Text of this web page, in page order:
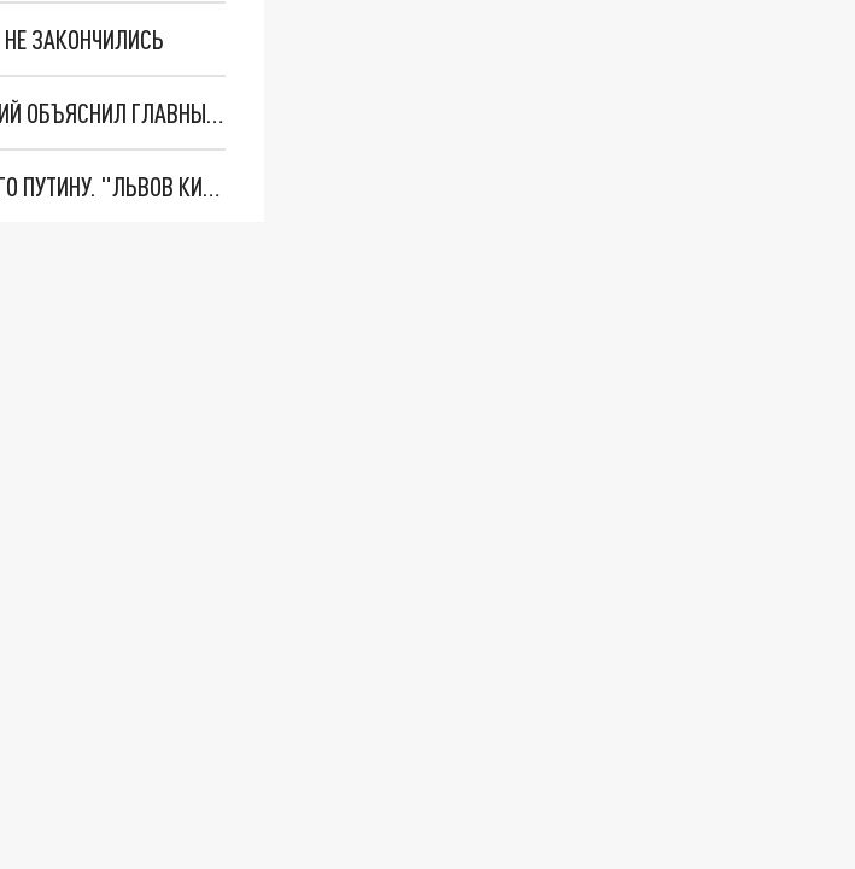
ЗАКОНЧИЛИСЬ
"МЫ ВАС ЗАСТАВИМ": ЖУТКИЕ ДЕТАЛИ ОХОТЫ НА ГЕНЕРАЛА. ЗЕЛЕНСКИЙ ОБЪЯСНИЛ ГЛАВНЫЙ СМЫСЛ ТЕРАКТА В ЦЕНТРЕ МОСКВЫ
НОВОЕ МАСШТАБНЕЙШЕЕ НАСТУПЛЕНИЕ. ТРИ УЛЬТИМАТУМА ЗЕЛЕНСКОГО ПУТИНУ. "ЛЬВОВ КИМА" ПОСТАВЯТ НА ПВО? ГЛОБАЛЬНЫЙ ПРОРЫВ ПОД ЗАПОРОЖЬЕМ